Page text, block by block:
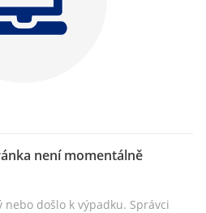
není momentálně
došlo k výpadku. Správci